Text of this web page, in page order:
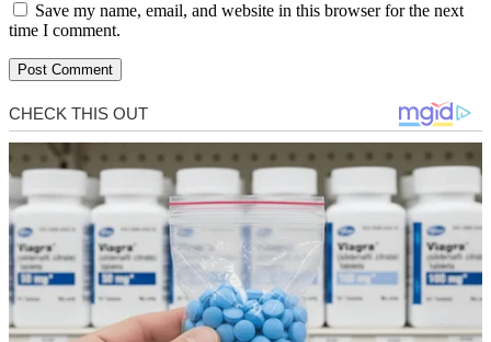
Save my name, email, and website in this browser for the next
time I comment.